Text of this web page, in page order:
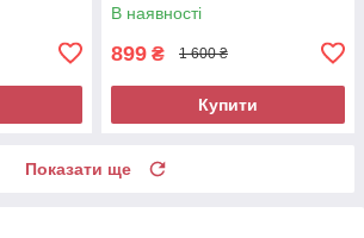
В наявності
899 ₴ 1 600 ₴
Купити
Показати ще